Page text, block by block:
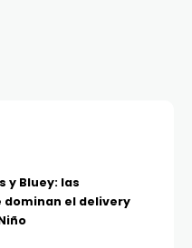
y Bluey: las
dominan el delivery